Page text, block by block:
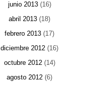
junio 2013(16)
abril 2013 (18)
febrero 2013 (17)
diciembre 2012 (16)
octubre 2012(14)
agosto 2012 (6)